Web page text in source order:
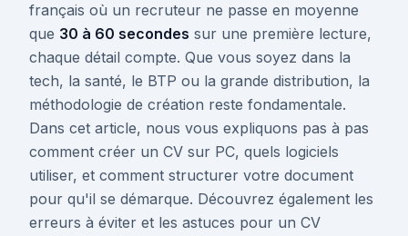
français où un recruteur ne passe en moyenne
que 30 à 60 secondes sur une première lecture,
chaque détail compte. Que vous soyez dans la
tech, la santé, le BTP ou la grande distribution, la
méthodologie de création reste fondamentale.
Dans cet article, nous vous expliquons pas à pas
comment créer un CV sur PC, quels logiciels
utiliser, et comment structurer votre document
pour qu'il se démarque. Découvrez également les
erreurs à éviter et les astuces pour un CV